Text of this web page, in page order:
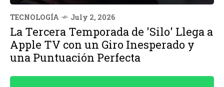
TECNOLOGÍA July 2, 2026
La Tercera Temporada de 'Silo' Llega a
Apple TV con un Giro Inesperado y
una Puntuación Perfecta